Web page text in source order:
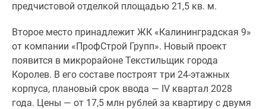
Экология
Москвы
Подмосковья
Студии
комнатные
предчистовой отделкой площадью 21,5 кв. м.
Второе место принадлежит ЖК «Калининградская 9»
от компании «ПрофСтрой Групп». Новый проект
появится в микрорайоне Текстильщик города
Королев. В его составе построят три 24-этажных
корпуса, плановый срок ввода — IV квартал 2028
года. Цены — от 17,5 млн рублей за квартиру с двумя